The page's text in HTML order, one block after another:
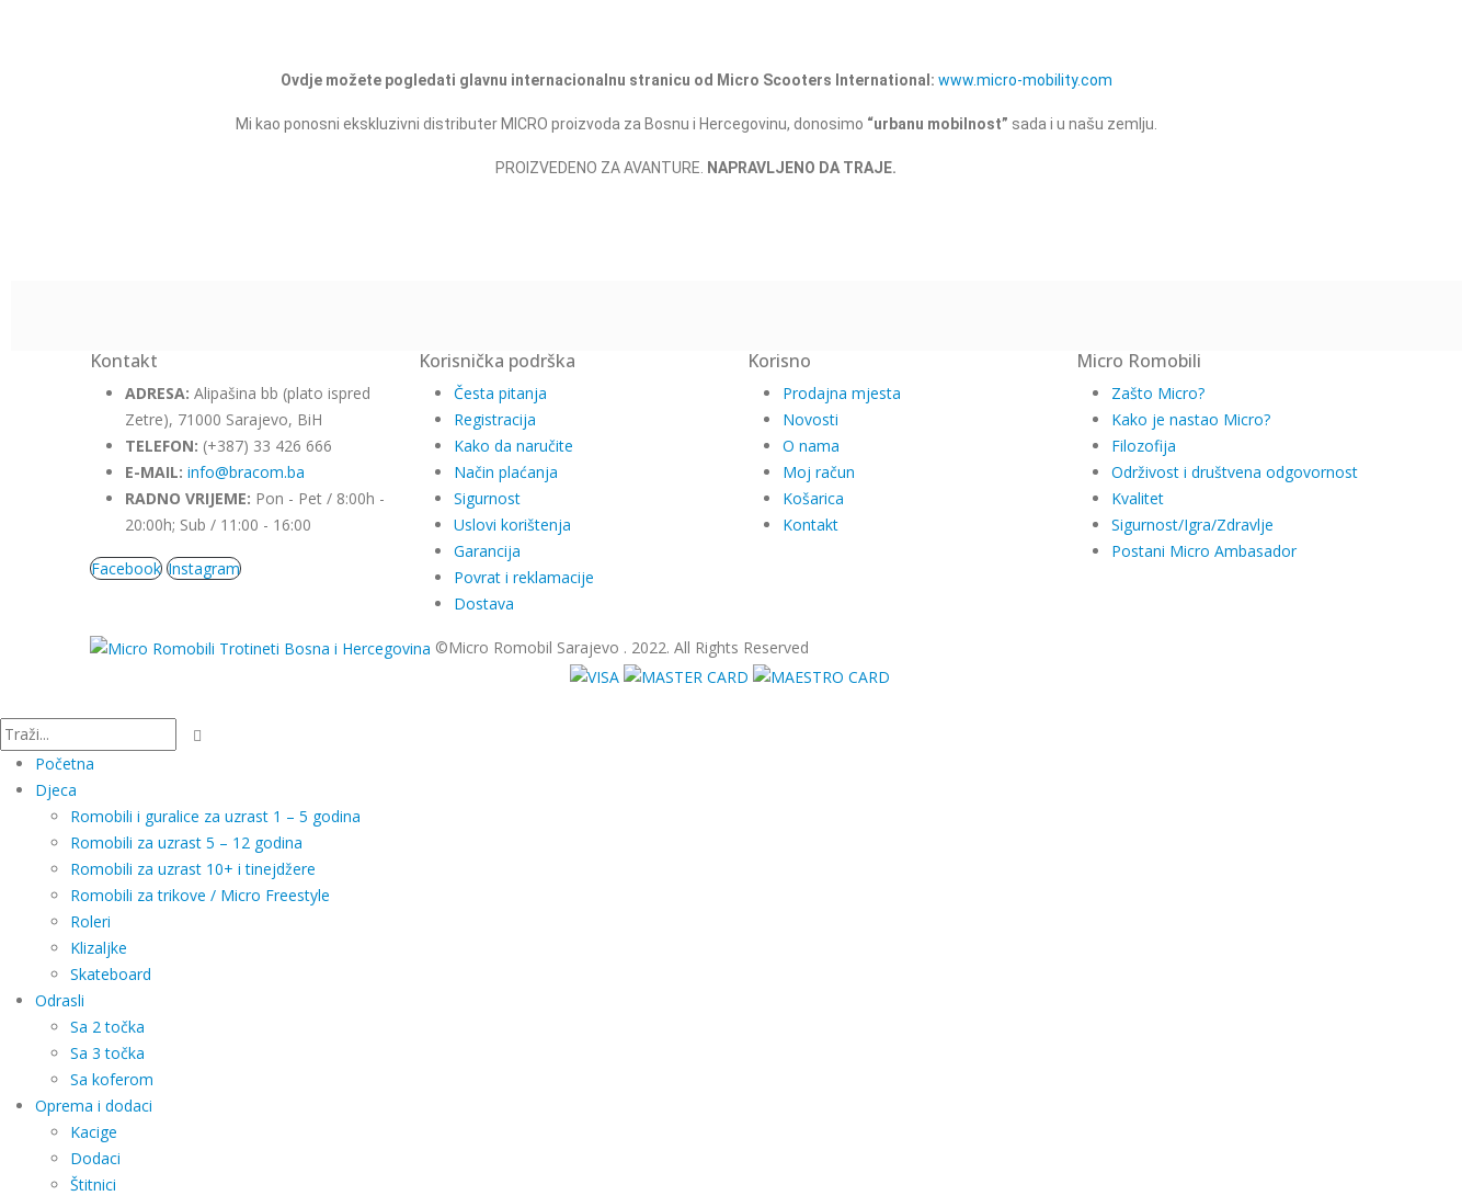
Ovdje možete pogledati glavnu internacionalnu stranicu od Micro Scooters International: www.micro-mobility.com
Mi kao ponosni ekskluzivni distributer MICRO proizvoda za Bosnu i Hercegovinu, donosimo “urbanu mobilnost” sada i u našu zemlju.
PROIZVEDENO ZA AVANTURE. NAPRAVLJENO DA TRAJE.
Kontakt
ADRESA: Alipašina bb (plato ispred
Zetre), 71000 Sarajevo, BiH
TELEFON: (+387) 33 426 666
E-MAIL: info@bracom.ba
RADNO VRIJEME: Pon - Pet / 8:00h -
20:00h; Sub / 11:00 - 16:00
Facebook Instagram
Korisnička podrška
Česta pitanja
Registracija
Kako da naručite
Način plaćanja
Sigurnost
Uslovi korištenja
Garancija
Povrat i reklamacije
Dostava
Korisno
Prodajna mjesta
Novosti
O nama
Moj račun
Košarica
Kontakt
Micro Romobili
Zašto Micro?
Kako je nastao Micro?
Filozofija
Održivost i društvena odgovornost
Kvalitet
Sigurnost/Igra/Zdravlje
Postani Micro Ambasador
©Micro Romobil Sarajevo . 2022. All Rights Reserved
Početna
Djeca
Romobili i guralice za uzrast 1 – 5 godina
Romobili za uzrast 5 – 12 godina
Romobili za uzrast 10+ i tinejdžere
Romobili za trikove / Micro Freestyle
Roleri
Klizaljke
Skateboard
Odrasli
Sa 2 točka
Sa 3 točka
Sa koferom
Oprema i dodaci
Kacige
Dodaci
Štitnici